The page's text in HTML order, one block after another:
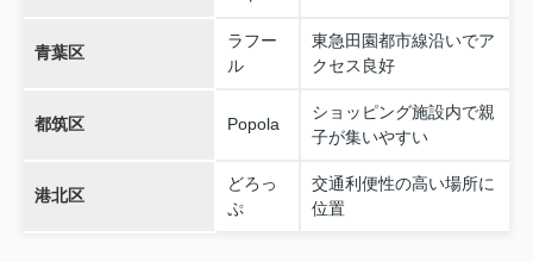
青葉区
ラフー
ル
東急田園都市線沿いでア
クセス良好
都筑区 Popola
ショッピング施設内で親
子が集いやすい
港北区
どろっ
ぷ
交通利便性の高い場所に
位置